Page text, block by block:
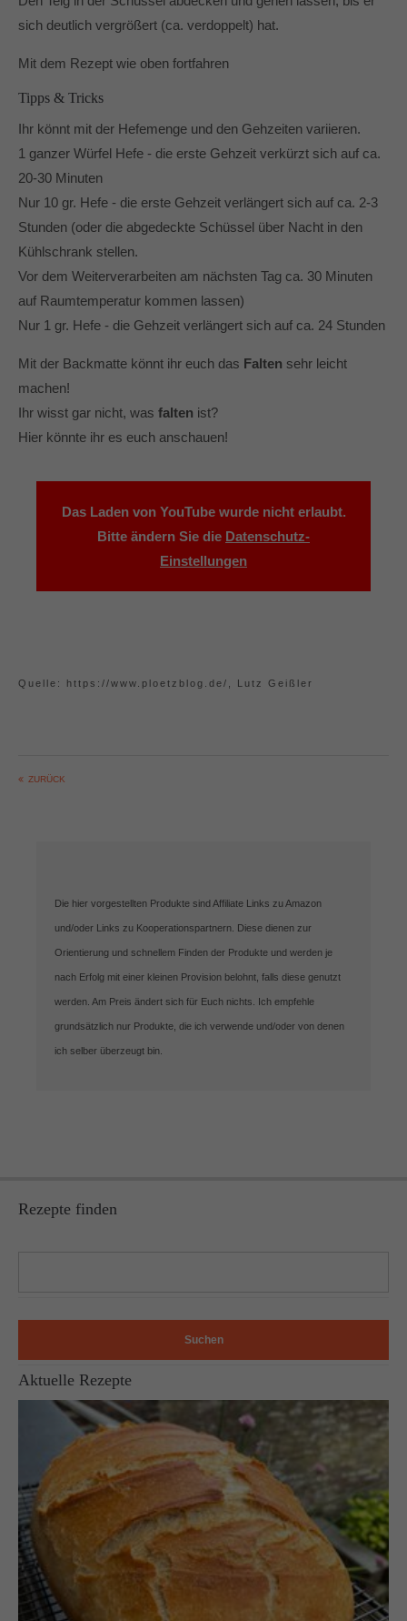
sich deutlich vergrößert (ca. verdoppelt) hat.
Mit dem Rezept wie oben fortfahren
Tipps & Tricks
Ihr könnt mit der Hefemenge und den Gehzeiten variieren.
1 ganzer Würfel Hefe - die erste Gehzeit verkürzt sich auf ca.
20-30 Minuten
Nur 10 gr. Hefe - die erste Gehzeit verlängert sich auf ca. 2-3
Stunden (oder die abgedeckte Schüssel über Nacht in den
Kühlschrank stellen.
Vor dem Weiterverarbeiten am nächsten Tag ca. 30 Minuten
auf Raumtemperatur kommen lassen)
Nur 1 gr. Hefe - die Gehzeit verlängert sich auf ca. 24 Stunden
Mit der Backmatte könnt ihr euch das Falten sehr leicht
machen!
Ihr wisst gar nicht, wasfalten ist?
Hier könnte ihr es euch anschauen!
Das Laden von YouTube wurde nicht erlaubt.
Bitte ändern Sie die Datenschutz-
Einstellungen
Quelle: https://www.ploetzblog.de/, Lutz Geißler
ZURÜCK
Die hier vorgestellten Produkte sind Affiliate Links zu Amazon
und/oder Links zu Kooperationspartnern. Diese dienen zur
Orientierung und schnellem Finden der Produkte und werden je
nach Erfolg mit einer kleinen Provision belohnt, falls diese genutzt
werden. Am Preis ändert sich für Euch nichts. Ich empfehle
grundsätzlich nur Produkte, die ich verwende und/oder von denen
ich selber überzeugt bin.
Rezepte finden
Suchen
Aktuelle Rezepte